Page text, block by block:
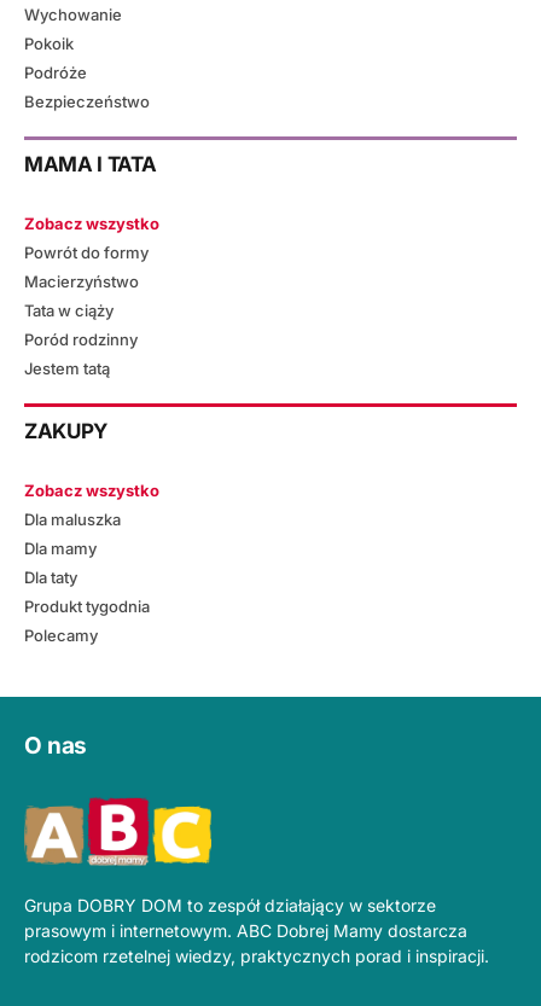
Wychowanie
Pokoik
Podróże
Bezpieczeństwo
MAMA I TATA
Zobacz wszystko
Powrót do formy
Macierzyństwo
Tata w ciąży
Poród rodzinny
Jestem tatą
ZAKUPY
Zobacz wszystko
Dla maluszka
Dla mamy
Dla taty
Produkt tygodnia
Polecamy
O nas
Grupa DOBRY DOM to zespół działający w sektorze
prasowym i internetowym. ABC Dobrej Mamy dostarcza
rodzicom rzetelnej wiedzy, praktycznych porad i inspiracji.